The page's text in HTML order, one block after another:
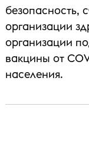
безопасность,
организации
организации
вакцины от
населения.